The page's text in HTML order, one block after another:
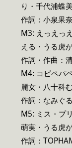
り・千代浦蝶
作詞：小泉果
M3: えっえっ
える・うる虎
作詞・作曲：
M4: コピペパ
麗女・八十科
作詞：なみぐ
M5: ミス・プ
萌実・うる虎
作詞：